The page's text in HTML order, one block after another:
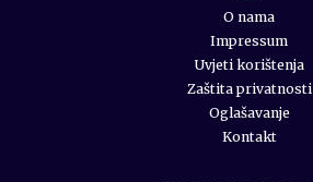
O nama
Impressum
Uvjeti korištenja
Zaštita privatnosti
Oglašavanje
Kontakt